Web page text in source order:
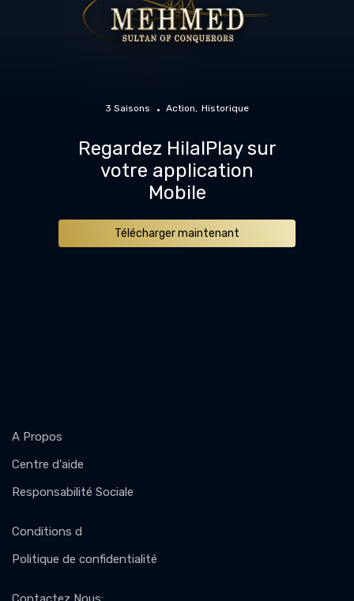
3 Saisons Action Historique
Regardez HilalPlay sur
votre application
Mobile
Télécharger maintenant
A Propos
Centre d'aide
Responsabilité Sociale
Conditions d
Politique de confidentialité